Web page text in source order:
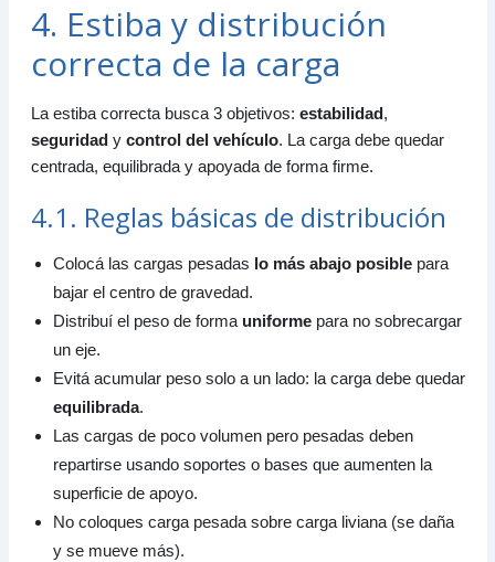
4. Estiba y distribución
correcta de la carga
La estiba correcta busca 3 objetivos: estabilidad,
seguridady control del vehículo. La carga debe quedar
centrada, equilibrada y apoyada de forma firme.
4.1. Reglas básicas de distribución
Colocá las cargas pesadas lo más abajo posiblepara
bajar el centro de gravedad.
Distribuí el peso de forma uniformepara no sobrecargar
un eje.
Evitá acumular peso solo a un lado: la carga debe quedar
equilibrada.
Las cargas de poco volumen pero pesadas deben
repartirse usando soportes o bases que aumenten la
superficie de apoyo.
No coloques carga pesada sobre carga liviana (se daña
y se mueve más).